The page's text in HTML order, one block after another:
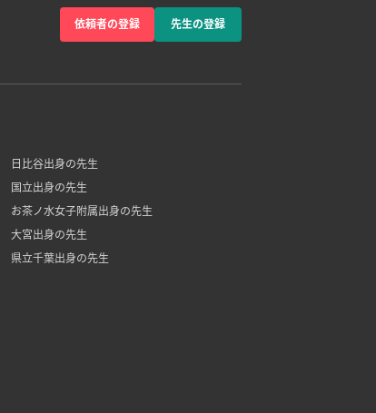
依頼者の登録 先生の登録
日比谷出身の先生
国立出身の先生
お茶ノ水女子附属出身の先生
大宮出身の先生
県立千葉出身の先生